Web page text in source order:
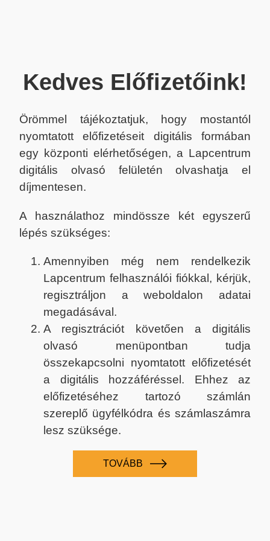
Kedves Előfizetőink!
Örömmel tájékoztatjuk, hogy mostantól
nyomtatott előfizetéseit digitális formában
egy központi elérhetőségen, a Lapcentrum
digitális olvasó felületén olvashatja el
díjmentesen.
A használathoz mindössze két egyszerű
lépés szükséges:
Amennyiben még nem rendelkezik
Lapcentrum felhasználói fiókkal, kérjük,
regisztráljon a weboldalon adatai
megadásával.
A regisztrációt követően a digitális
olvasó menüpontban tudja
összekapcsolni nyomtatott előfizetését
a digitális hozzáféréssel. Ehhez az
előfizetéséhez tartozó számlán
szereplő ügyfélkódra és számlaszámra
lesz szüksége.
TOVÁBB